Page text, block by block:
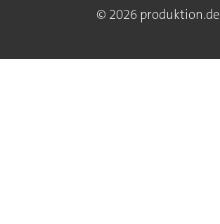
© 2026 produktion.de